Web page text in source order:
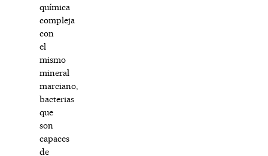
química
compleja
con
el
mismo
mineral
marciano,
bacterias
que
son
capaces
de